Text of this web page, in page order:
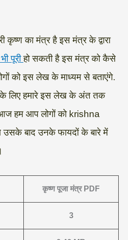
कृष्ण का मंत्र है इस मंत्र के द्वारा
पूरीहो सकती है इस मंत्र को कैसे
को इस लेख के माध्यम से बताएंगे.
के लिए हमारे इस लेख के अंत तक
हम आप लोगों को krishna
उसके बाद उनके फायदों के बारे में
कृष्ण पूजा मंत्र PDF
3